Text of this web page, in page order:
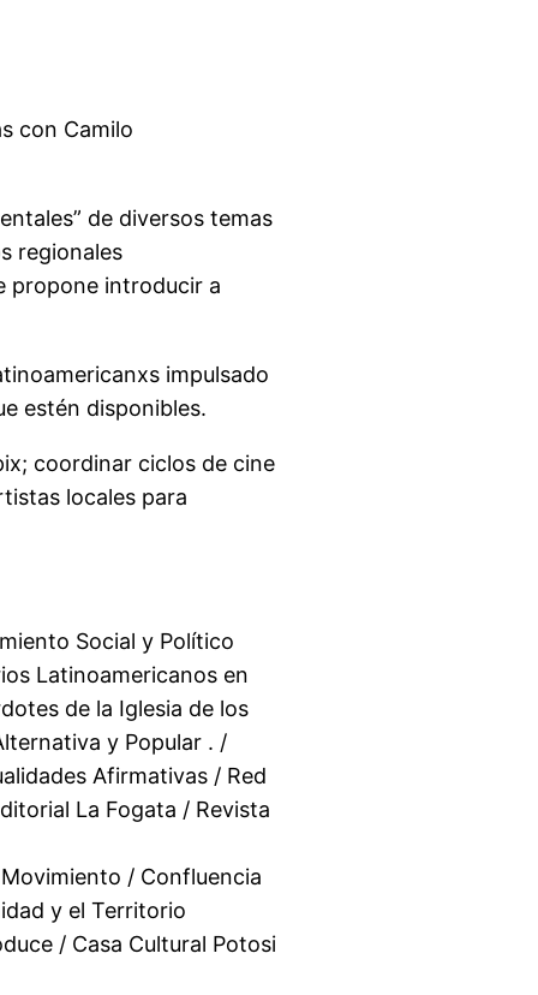
con Camilo
de diversos temas
regionales
propone introducir a
impulsado
estén disponibles.
coordinar ciclos de cine
locales para
Social y Político
Latinoamericanos en
de la Iglesia de los
y Popular . /
Afirmativas / Red
La Fogata / Revista
Movimiento / Confluencia
y el Territorio
/ Casa Cultural Potosi